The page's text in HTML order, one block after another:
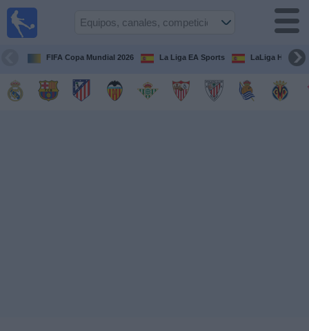
FIFA Copa Mundial 2026 La Liga EA Sports LaLiga
Guía de
Televisados